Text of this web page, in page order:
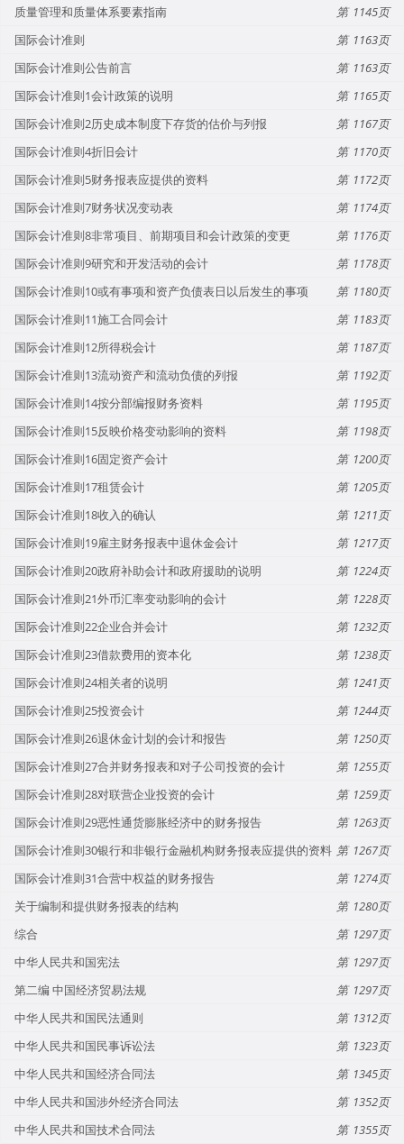
质量管理和质量体系要素指南
1145
国际会计准则
1163
国际会计准则公告前言
1163
国际会计准则1会计政策的说明
1165
国际会计准则2历史成本制度下存货的估价与列报
1167
国际会计准则4折旧会计
1170
国际会计准则5财务报表应提供的资料
1172
国际会计准则7财务状况变动表
1174
国际会计准则8非常项目、前期项目和会计政策的变更
1176
国际会计准则9研究和开发活动的会计
1178
国际会计准则10或有事项和资产负债表日以后发生的事项
1180
国际会计准则11施工合同会计
1183
国际会计准则12所得税会计
1187
国际会计准则13流动资产和流动负债的列报
1192
国际会计准则14按分部编报财务资料
1195
国际会计准则15反映价格变动影响的资料
1198
国际会计准则16固定资产会计
1200
国际会计准则17租赁会计
1205
国际会计准则18收入的确认
1211
国际会计准则19雇主财务报表中退休金会计
1217
国际会计准则20政府补助会计和政府援助的说明
1224
国际会计准则21外币汇率变动影响的会计
1228
国际会计准则22企业合并会计
1232
国际会计准则23借款费用的资本化
1238
国际会计准则24相关者的说明
1241
国际会计准则25投资会计
1244
国际会计准则26退休金计划的会计和报告
1250
国际会计准则27合并财务报表和对子公司投资的会计
1255
国际会计准则28对联营企业投资的会计
1259
国际会计准则29恶性通货膨胀经济中的财务报告
1263
国际会计准则30银行和非银行金融机构财务报表应提供的资料
1267
国际会计准则31合营中权益的财务报告
1274
关于编制和提供财务报表的结构
1280
综合
1297
中华人民共和国宪法
1297
第二编 中国经济贸易法规
1297
中华人民共和国民法通则
1312
中华人民共和国民事诉讼法
1323
中华人民共和国经济合同法
1345
中华人民共和国涉外经济合同法
1352
中华人民共和国技术合同法
1355